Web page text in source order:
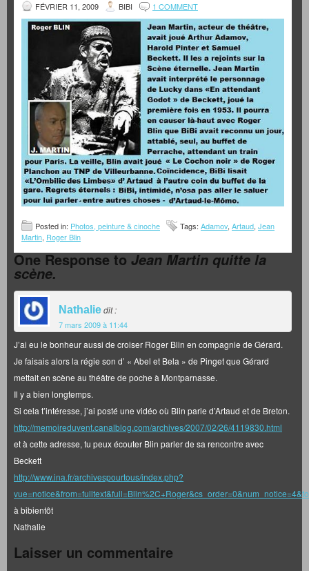
FÉVRIER 11, 2009 BIBI 1 COMMENT
Posted in: Photos, peinture & cinoche Tags: Adamov, Artaud, Jean
Martin, Roger Blin
One Response toJean Martin quitte la
scène.
Nathaliedit :
7 mars 2009 à 11:44
J’ai eu le bonheur aussi de croiser Roger Blin en compagnie de Gérard.
Je faisais alors la régie son d’ « Abel et Bela » de Pinget que Gérard
mettait en scène au théâtre de poche à Montparnasse.
Il y a bien longtemps.
Si cela t’intéresse, j’ai posté une vidéo où Blin parle d’Artaud et de Breton.
http://memoireduvent.canalblog.com/archives/2007/02/26/4119830.html
et à cette adresse, tu peux écouter Blin parler de sa rencontre avec
Beckett
http://www.ina.fr/archivespourtous/index.php?
à bibientôt
Nathalie
Laisser un commentaire